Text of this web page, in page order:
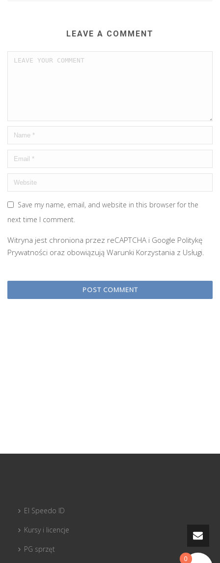
LEAVE A COMMENT
Save my name, email, and website in this browser for the
next time I comment.
Witryna jest chroniona przez reCAPTCHA i Google Politykę
Prywatności oraz obowiązują Warunki Korzystania z Usługi
El Speedo ID
Kursy i licencje
PG sprzęt
0